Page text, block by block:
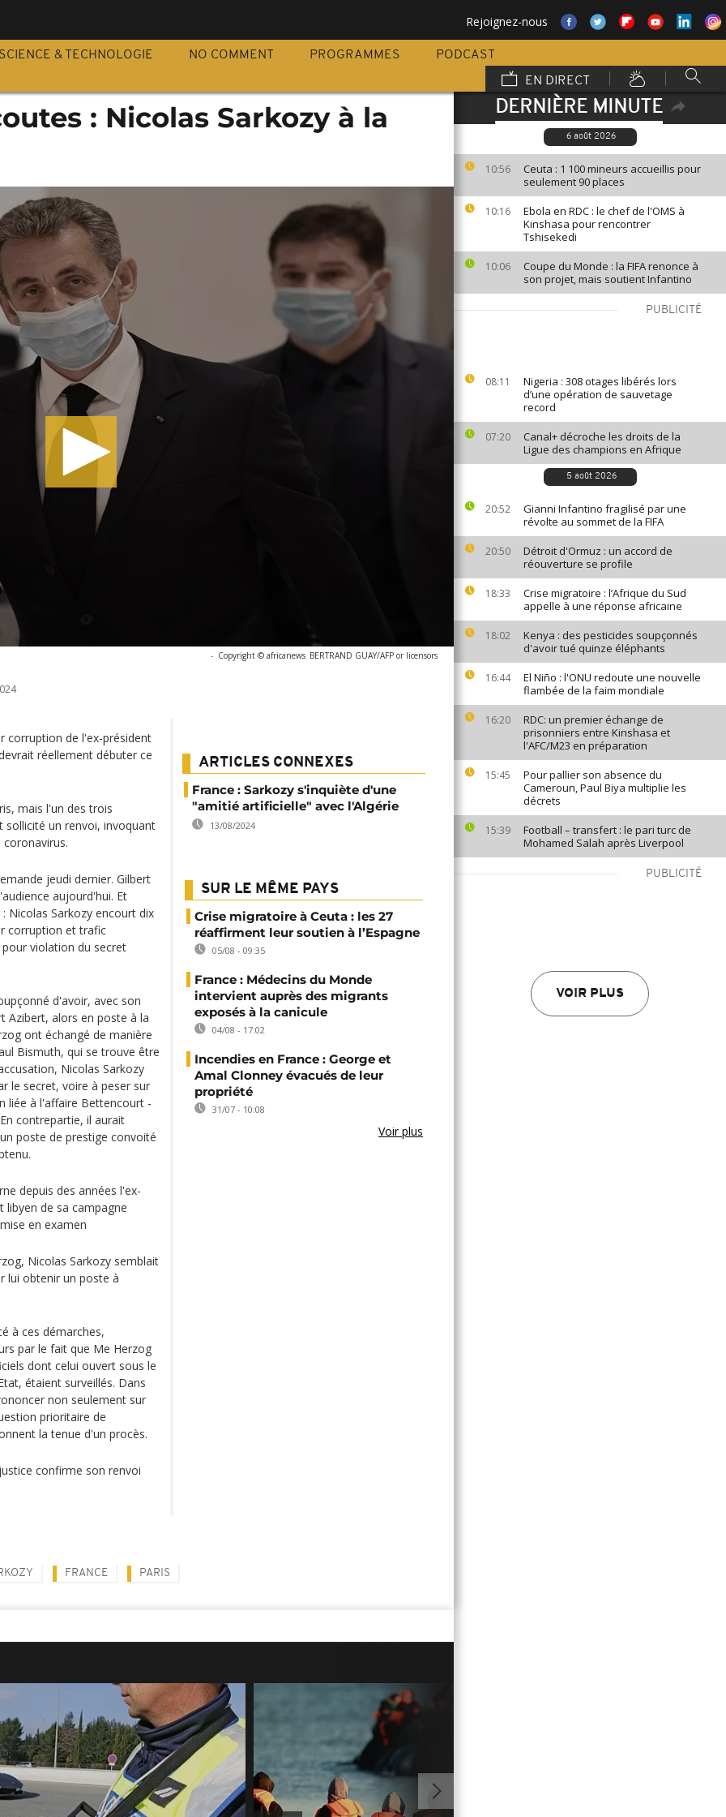
Rejoignez-nous
SCIENCE & TECHNOLOGIE NO COMMENT PROGRAMMES
PODCAST
EN DIRECT
DERNIÈRE MINUTE
6 août 2026
10:56
Ceuta : 1 100 mineurs accueillis pour
seulement 90 places
10:16
Ebola en RDC : le chef de l'OMS à
Kinshasa pour rencontrer
Tshisekedi
10:06
Coupe du Monde : la FIFA renonce à
son projet, mais soutient Infantino
PUBLICITÉ
08:11
Nigeria : 308 otages libérés lors
d’une opération de sauvetage
record
07:20
Canal+ décroche les droits de la
Ligue des champions en Afrique
5 août 2026
20:52
Gianni Infantino fragilisé par une
révolte au sommet de la FIFA
20:50
Détroit d'Ormuz : un accord de
réouverture se profile
18:33
Crise migratoire : l’Afrique du Sud
appelle à une réponse africaine
18:02
Kenya : des pesticides soupçonnés
d'avoir tué quinze éléphants
16:44
El Niño : l'ONU redoute une nouvelle
flambée de la faim mondiale
16:20
RDC: un premier échange de
prisonniers entre Kinshasa et
l'AFC/M23 en préparation
15:45
Pour pallier son absence du
Cameroun, Paul Biya multiplie les
décrets
15:39
Football – transfert : le pari turc de
Mohamed Salah après Liverpool
PUBLICITÉ
VOIR PLUS
: Nicolas Sarkozy à la
- Copyright © africanews BERTRAND GUAY/AFP or licensors
corruption de l'ex-président
réellement débuter ce
mais l'un des trois
sollicité un renvoi, invoquant
jeudi dernier. Gilbert
aujourd'hui. Et
Nicolas Sarkozy encourt dix
corruption et trafic
violation du secret
d'avoir, avec son
Azibert, alors en poste à la
ont échangé de manière
Bismuth, qui se trouve être
Nicolas Sarkozy
le secret, voire à peser sur
liée à l'affaire Bettencourt -
contrepartie, il aurait
poste de prestige convoité
depuis des années l'ex-
libyen de sa campagne
en examen
Nicolas Sarkozy semblait
lui obtenir un poste à
à ces démarches,
par le fait que Me Herzog
dont celui ouvert sous le
étaient surveillés. Dans
non seulement sur
prioritaire de
la tenue d'un procès.
confirme son renvoi
ARTICLES CONNEXES
France : Sarkozy s'inquiète d'une
"amitié artificielle" avec l'Algérie
13/08/2024
SUR LE MÊME PAYS
Crise migratoire à Ceuta : les 27
réaffirment leur soutien à l’Espagne
05/08 - 09:35
France : Médecins du Monde
intervient auprès des migrants
exposés à la canicule
04/08 - 17:02
Incendies en France : George et
Amal Clonney évacués de leur
propriété
31/07 - 10:08
Voir plus
FRANCE PARIS